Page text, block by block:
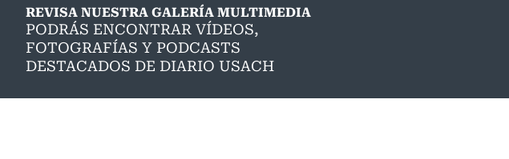
REVISA NUESTRA GALERÍA MULTIMEDIA
PODRÁS ENCONTRAR VÍDEOS,
FOTOGRAFÍAS Y PODCASTS
DESTACADOS DE DIARIO USACH